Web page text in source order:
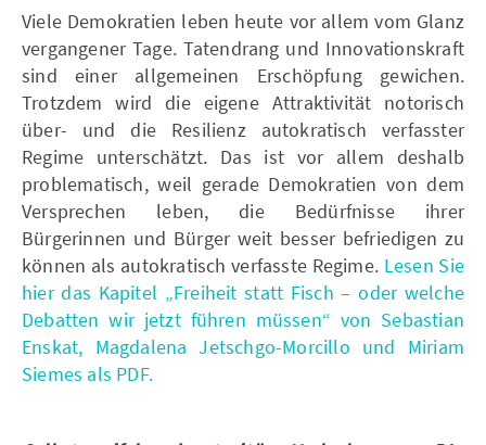
Viele Demokratien leben heute vor allem vom Glanz
vergangener Tage. Tatendrang und Innovationskraft
sind einer allgemeinen Erschöpfung gewichen.
Trotzdem wird die eigene Attraktivität notorisch
über- und die Resilienz autokratisch verfasster
Regime unterschätzt. Das ist vor allem deshalb
problematisch, weil gerade Demokratien von dem
Versprechen leben, die Bedürfnisse ihrer
Bürgerinnen und Bürger weit besser befriedigen zu
können als autokratisch verfasste Regime. Lesen Sie
hier das Kapitel „Freiheit statt Fisch – oder welche
Debatten wir jetzt führen müssen“ von Sebastian
Enskat, Magdalena Jetschgo-Morcillo und Miriam
Siemes als PDF.